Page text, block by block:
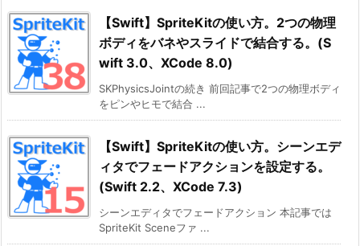
【Swift】SpriteKitの使い方。2つの物理
ボディをバネやスライドで結合する。(S
wift 3.0、XCode 8.0)
SKPhysicsJointの続き 前回記事で2つの物理ボディ
をピンやヒモで結合 ...
【Swift】SpriteKitの使い方。シーンエデ
ィタでフェードアクションを設定する。
(Swift 2.2、XCode 7.3)
シーンエディタでフェードアクション 本記事では
SpriteKit Sceneファ ...